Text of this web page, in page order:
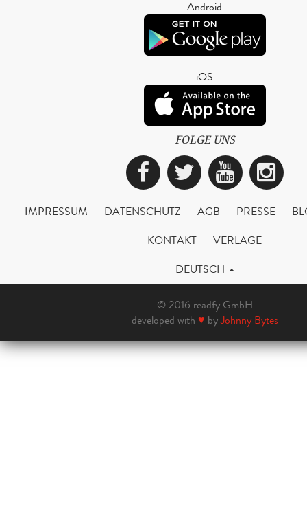
Android
iOS
FOLGE UNS
Facebook
Twitter
IMPRESSUM DATENSCHUTZ AGB PRESSE
KONTAKT
VERLAGE
DEUTSCH
© 2016 readfy GmbH
developed with ♥ byJohnny Bytes